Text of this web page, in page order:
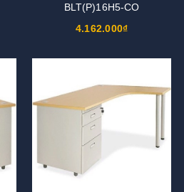
BLT(P)16H5-CO
4.162.000₫